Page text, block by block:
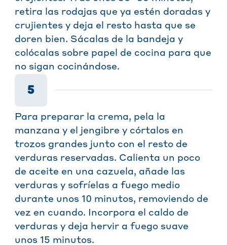
retira las rodajas que ya estén doradas y
crujientes y deja el resto hasta que se
doren bien. Sácalas de la bandeja y
colócalas sobre papel de cocina para que
no sigan cocinándose.
5
Para preparar la crema, pela la
manzana y el jengibre y córtalos en
trozos grandes junto con el resto de
verduras reservadas. Calienta un poco
de aceite en una cazuela, añade las
verduras y sofríelas a fuego medio
durante unos 10 minutos, removiendo de
vez en cuando. Incorpora el caldo de
verduras y deja hervir a fuego suave
unos 15 minutos.